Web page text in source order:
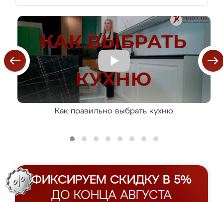
Как правильно выбрать кухню
ФИКСИРУЕМ СКИДКУ В 5%
ДО КОНЦА АВГУСТА